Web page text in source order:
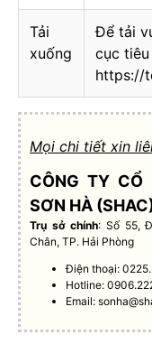
Tải
xuống
Để tải
cục
https://
Mọi chi tiết xin
CÔNG TY CỔ
SƠN HÀ
Trụ sở chính: Số 55,
Chân, TP. Hải Phòng
Điện thoại:
Hotline:
Email: